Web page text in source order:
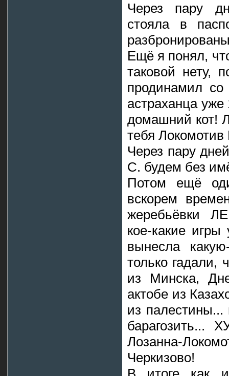
Через пару
стояла в
Ещё я понял,
таковой нету,
продинамил со
астраханца уже
домашний кот!
тебя
Через пару
С. будем без
Потом ещё
вскорем
жеребьёвки
кое-какие
вынесла
только гадали,
из Минска,
актобе из
из
барагозить...
Лозанна-
Черкизово!